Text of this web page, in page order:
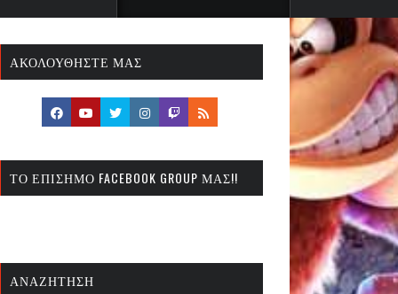
ΑΚΟΛΟΥΘΉΣΤΕ ΜΑΣ
ΤΟ ΕΠΊΣΗΜΟ FACEBOOK GROUP ΜΑΣ!!
ΑΝΑΖΉΤΗΣΗ